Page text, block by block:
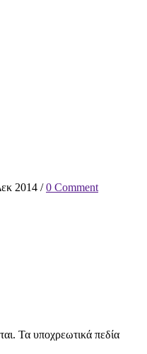
2014 /0 Comment
Τα υποχρεωτικά πεδία